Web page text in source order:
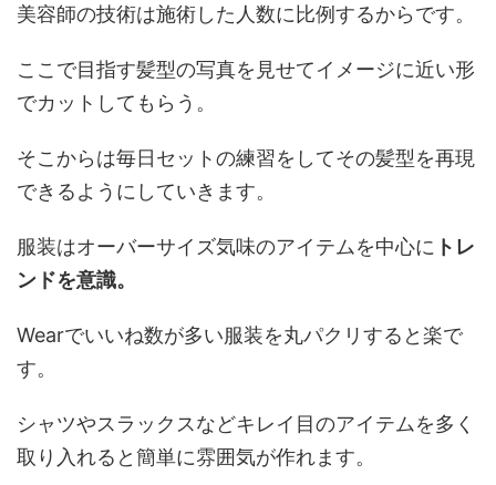
美容師の技術は施術した人数に比例するからです。
ここで目指す髪型の写真を見せてイメージに近い形
でカットしてもらう。
そこからは毎日セットの練習をしてその髪型を再現
できるようにしていきます。
服装はオーバーサイズ気味のアイテムを中心に トレ
ンドを意識。
Wearでいいね数が多い服装を丸パクリすると楽で
す。
シャツやスラックスなどキレイ目のアイテムを多く
取り入れると簡単に雰囲気が作れます。